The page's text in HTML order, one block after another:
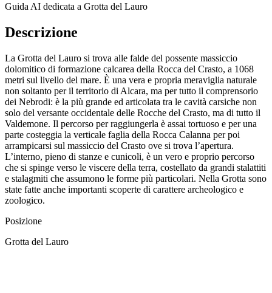
Guida AI dedicata a Grotta del Lauro
Descrizione
La Grotta del Lauro si trova alle falde del possente massiccio
dolomitico di formazione calcarea della Rocca del Crasto, a 1068
metri sul livello del mare. È una vera e propria meraviglia naturale
non soltanto per il territorio di Alcara, ma per tutto il comprensorio
dei Nebrodi: è la più grande ed articolata tra le cavità carsiche non
solo del versante occidentale delle Rocche del Crasto, ma di tutto il
Valdemone. Il percorso per raggiungerla è assai tortuoso e per una
parte costeggia la verticale faglia della Rocca Calanna per poi
arrampicarsi sul massiccio del Crasto ove si trova l’apertura.
L’interno, pieno di stanze e cunicoli, è un vero e proprio percorso
che si spinge verso le viscere della terra, costellato da grandi stalattiti
e stalagmiti che assumono le forme più particolari. Nella Grotta sono
state fatte anche importanti scoperte di carattere archeologico e
zoologico.
Posizione
Grotta del Lauro